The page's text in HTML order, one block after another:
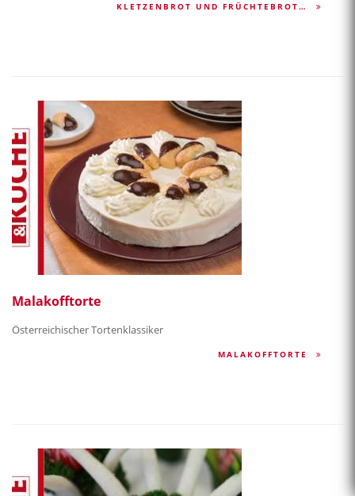
KLETZENBROT UND FRÜCHTEBROT…
Malakofftorte
Österreichischer Tortenklassiker
MALAKOFFTORTE